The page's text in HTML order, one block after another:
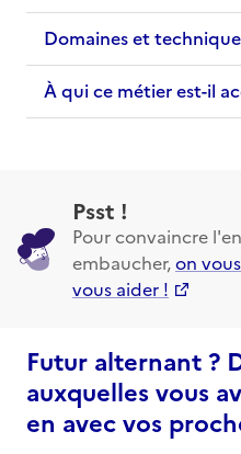
Domaines et
À qui ce métier est-il
Psst !
Pour convaincre
embaucher,on
vous aider !
Futur alternant ?
auxquelles vous
en avec vos